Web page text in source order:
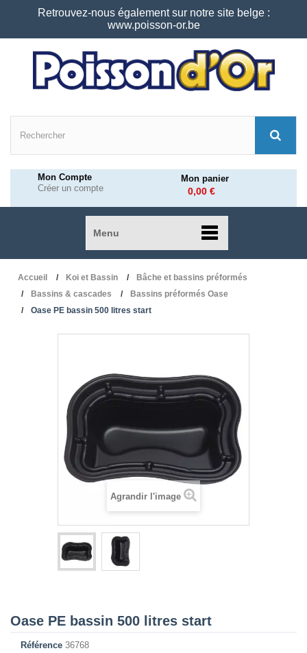
Retrouvez-nous également sur notre site belge :
www.poisson-or.be
Mon Compte
Créer un compte
Mon panier
0,00 €
Menu
Accueil Koi et Bassin
Bâche et bassins préformés
Bassins & cascades
Bassins préformés Oase
Oase PE bassin 500 litres start
Agrandir l'image
Oase PE bassin 500 litres start
Référence 36768